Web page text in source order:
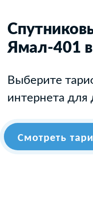
Ямал-401
Выберите
интернета для
Смотреть